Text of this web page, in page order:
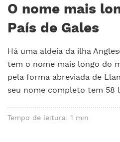
O nome mais
País de Gales
Há uma aldeia da ilha
tem o nome mais longo do
pela forma abreviada de
seu nome completo tem 58
Tempo de leitura: 1 min